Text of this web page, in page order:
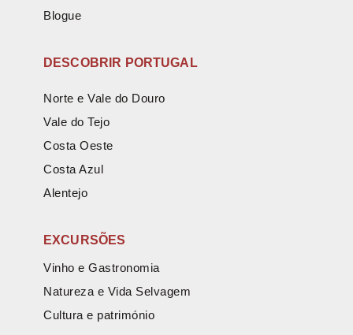
Blogue
DESCOBRIR PORTUGAL
Norte e Vale do Douro
Vale do Tejo
Costa Oeste
Costa Azul
Alentejo
EXCURSÕES
Vinho e Gastronomia
Natureza e Vida Selvagem
Cultura e património